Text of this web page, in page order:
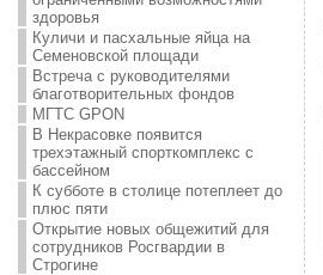
здоровья
Куличи и пасхальные яйца на
Семеновской площади
Встреча с руководителями
благотворительных фондов
МГТС GPON
В Некрасовке появится
трехэтажный спорткомплекс с
бассейном
К субботе в столице потеплеет до
плюс пяти
Открытие новых общежитий для
сотрудников Росгвардии в
Строгине